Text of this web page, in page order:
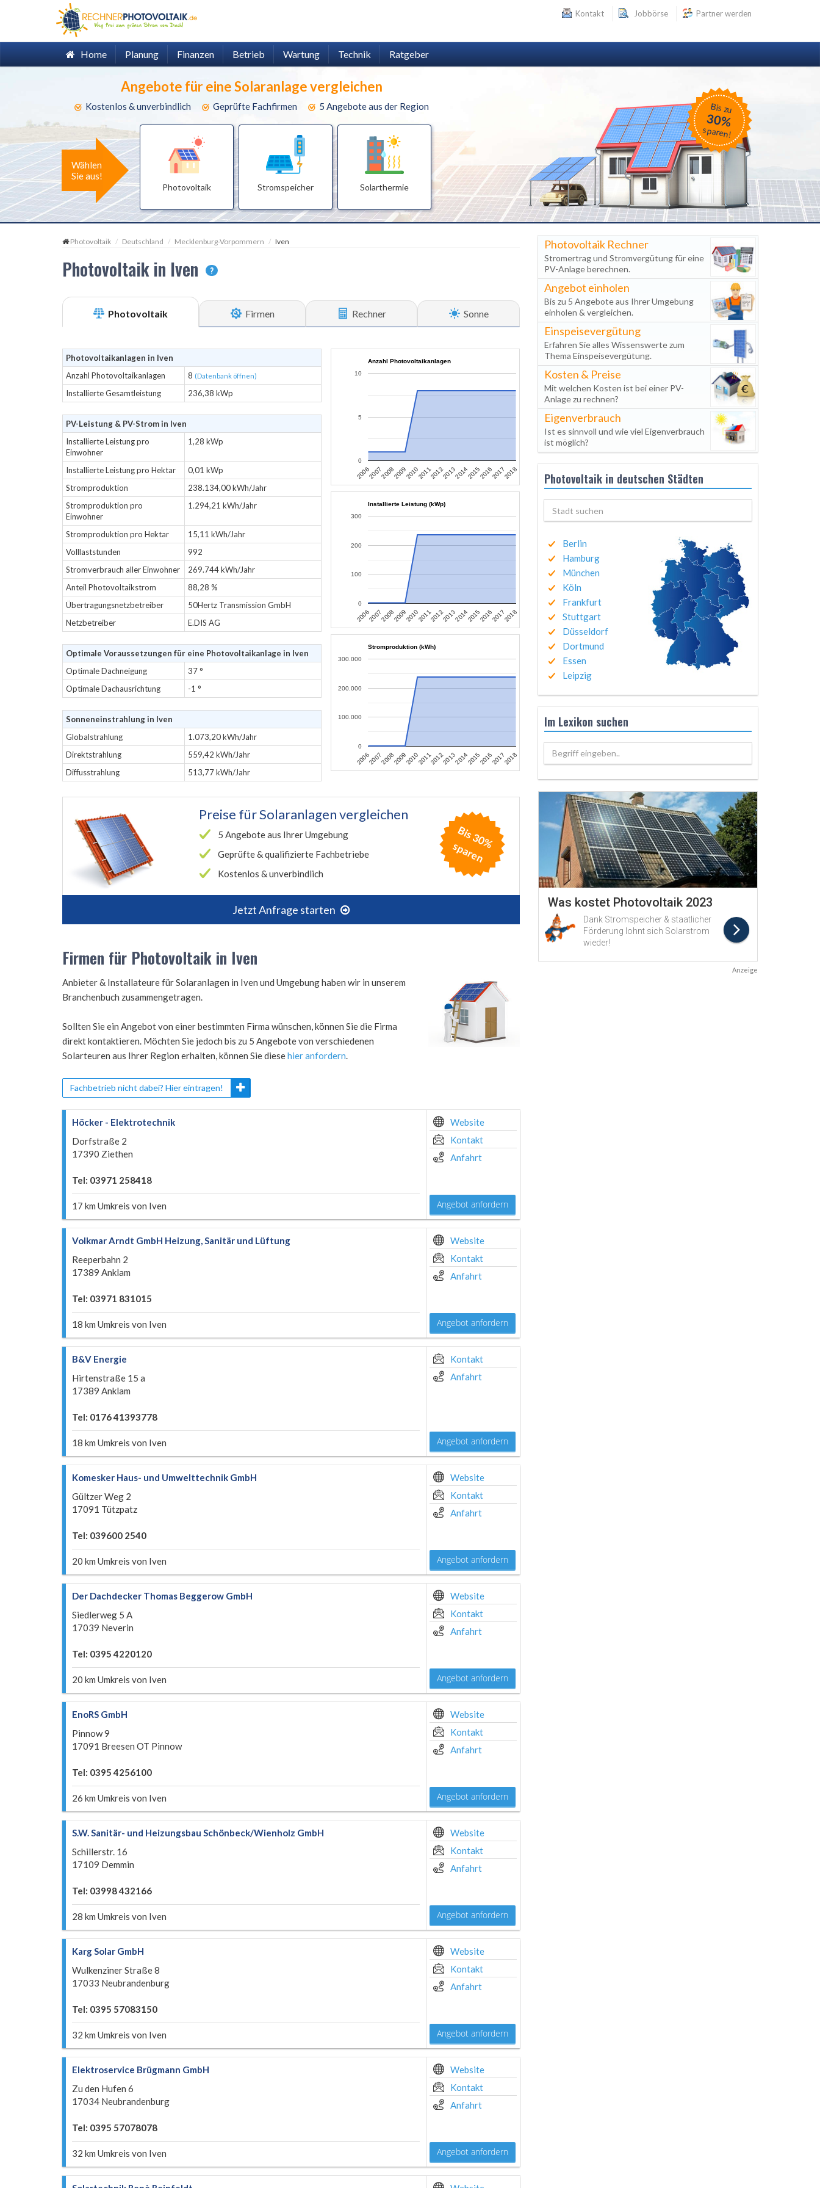
Kontakt Jobbörse Partner werden
Home Planung Finanzen Betrieb Wartung Technik Ratgeber
Angebote für eine Solaranlage vergleichen
Kostenlos & unverbindlich Geprüfte Fachfirmen 5 Angebote aus der Region
Wählen
Sie aus!
Photovoltaik Stromspeicher Solarthermie
Bis zu
30%
sparen!
Photovoltaik Deutschland Mecklenburg-Vorpommern Iven
Photovoltaik in Iven ?
Photovoltaik Firmen Rechner Sonne
Photovoltaikanlagen in Iven
Anzahl Photovoltaikanlagen
8 (Datenbank öffnen)
Installierte Gesamtleistung 236,38 kWp
PV-Leistung & PV-Strom in Iven
Installierte Leistung pro
Einwohner
1,28 kWp
Installierte Leistung pro Hektar
0,01 kWp
Stromproduktion
238.134,00 kWh/Jahr
Stromproduktion pro
Einwohner
1.294,21 kWh/Jahr
Stromproduktion pro Hektar
15,11 kWh/Jahr
Volllaststunden
992
Stromverbrauch aller Einwohner
269.744 kWh/Jahr
Anteil Photovoltaikstrom
88,28 %
Übertragungsnetzbetreiber
50Hertz Transmission GmbH
Netzbetreiber
E.DIS AG
Optimale Voraussetzungen für eine Photovoltaikanlage in Iven
Optimale Dachneigung
37 °
Optimale Dachausrichtung
-1 °
Sonneneinstrahlung in Iven
Globalstrahlung
1.073,20 kWh/Jahr
Direktstrahlung
559,42 kWh/Jahr
Diffusstrahlung
513,77 kWh/Jahr
Anzahl Photovoltaikanlagen
2006200720082009201020112012201320142015201620172018
0
5
10
Installierte Leistung (kWp)
2006200720082009201020112012201320142015201620172018
0
100
200
300
Stromproduktion (kWh)
2006200720082009201020112012201320142015201620172018
0
100.000
200.000
300.000
Preise fürSolaranlagen vergleichen
5 Angebote aus Ihrer Umgebung
Geprüfte & qualifizierte Fachbetriebe
Kostenlos & unverbindlich
Jetzt Anfrage starten
B
is
3
0
%
s
p
a
r
e
n
Firmen für Photovoltaik in Iven
Anbieter & Installateure für Solaranlagen in Iven und Umgebung haben wir in unserem
Branchenbuch zusammengetragen.
Sollten Sie ein Angebot von einer bestimmten Firma wünschen, können Sie die Firma
direkt kontaktieren. Möchten Sie jedoch bis zu 5 Angebote von verschiedenen
Solarteuren aus Ihrer Region erhalten, können Sie diesehier anfordern.
Fachbetrieb nicht dabei? Hier eintragen!
Höcker - Elektrotechnik
Dorfstraße 2
17390 Ziethen
Tel: 03971 258418
17 km Umkreis von Iven
Website
Kontakt
Anfahrt
Angebot anfordern
Volkmar Arndt GmbH Heizung, Sanitär und Lüftung
Reeperbahn 2
17389 Anklam
Tel: 03971 831015
18 km Umkreis von Iven
Website
Kontakt
Anfahrt
Angebot anfordern
B&V Energie
Hirtenstraße 15 a
17389 Anklam
Tel: 0176 41393778
18 km Umkreis von Iven
Kontakt
Anfahrt
Angebot anfordern
Komesker Haus- und Umwelttechnik GmbH
Gültzer Weg 2
17091 Tützpatz
Tel: 039600 2540
20 km Umkreis von Iven
Website
Kontakt
Anfahrt
Angebot anfordern
Der Dachdecker Thomas Beggerow GmbH
Siedlerweg 5 A
17039 Neverin
Tel: 0395 4220120
20 km Umkreis von Iven
Website
Kontakt
Anfahrt
Angebot anfordern
EnoRS GmbH
Pinnow 9
17091 Breesen OT Pinnow
Tel: 0395 4256100
26 km Umkreis von Iven
Website
Kontakt
Anfahrt
Angebot anfordern
S.W. Sanitär- und Heizungsbau Schönbeck/Wienholz GmbH
Schillerstr. 16
17109 Demmin
Tel: 03998 432166
28 km Umkreis von Iven
Website
Kontakt
Anfahrt
Angebot anfordern
Karg Solar GmbH
Wulkenziner Straße 8
17033 Neubrandenburg
Tel: 0395 57083150
32 km Umkreis von Iven
Website
Kontakt
Anfahrt
Angebot anfordern
Elektroservice Brügmann GmbH
Zu den Hufen 6
17034 Neubrandenburg
Tel: 0395 57078078
32 km Umkreis von Iven
Website
Kontakt
Anfahrt
Angebot anfordern
Photovoltaik Rechner
Stromertrag und Stromvergütung für eine
PV-Anlage berechnen.
Angebot einholen
Bis zu 5 Angebote aus Ihrer Umgebung
einholen & vergleichen.
Einspeisevergütung
Erfahren Sie alles Wissenswerte zum
Thema Einspeisevergütung.
Kosten & Preise
Mit welchen Kosten ist bei einer PV-
Anlage zu rechnen?
Eigenverbrauch
Ist es sinnvoll und wie viel Eigenverbrauch
ist möglich?
Photovoltaik in deutschen Städten
Berlin
Hamburg
München
Köln
Frankfurt
Stuttgart
Düsseldorf
Dortmund
Essen
Leipzig
Im Lexikon suchen
Begriff eingeben..
Anzeige